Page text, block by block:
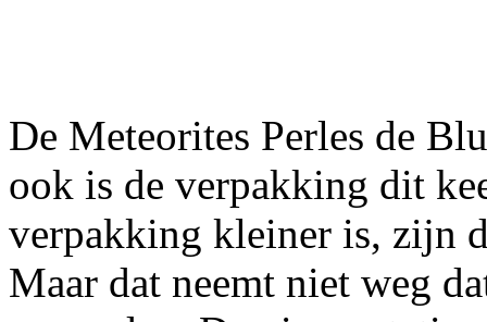
De Meteorites Perles de
ook is de verpakking dit
verpakking kleiner is, zijn
Maar dat neemt niet weg